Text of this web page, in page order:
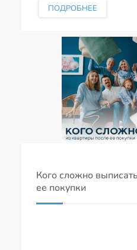
ПОДРОБНЕЕ
Кого сложно
ее покупки